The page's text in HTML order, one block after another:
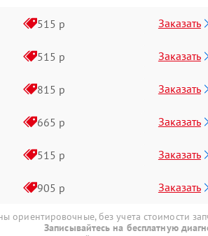
515 р Заказать
515 р Заказать
815 р Заказать
665 р Заказать
515 р Заказать
905 р Заказать
ориентировочные, без учета стоимости
Записывайтесь на бесплатную